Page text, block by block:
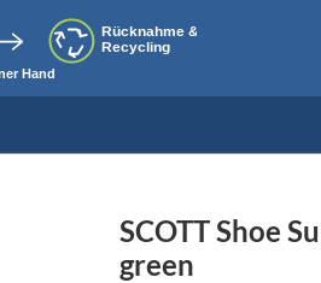
SCOTT Shoe
green